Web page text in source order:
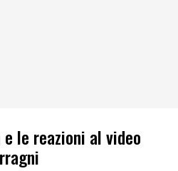
le reazioni al video